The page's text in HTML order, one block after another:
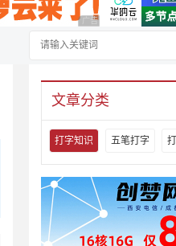
广告 商业广告，理性选
文章分类
打字知识 五笔打字